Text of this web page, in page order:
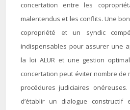
concertation entre les
malentendus et les conflits. Une
copropriété et un syndic
indispensables pour assurer une
la loi ALUR et une gestion
concertation peut éviter nombre de
procédures judiciaires
d’établir un dialogue constructif